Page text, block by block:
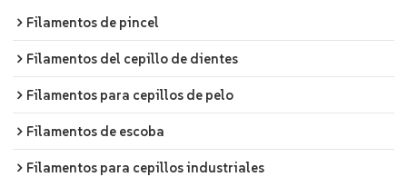
Filamentos de pincel
Filamentos del cepillo de dientes
Filamentos para cepillos de pelo
Filamentos de escoba
Filamentos para cepillos industriales